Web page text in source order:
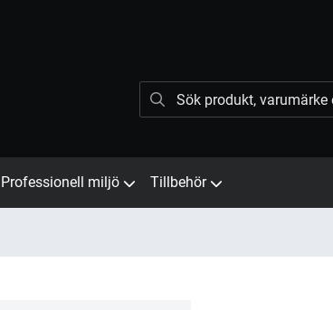
Professionell miljö Tillbehör